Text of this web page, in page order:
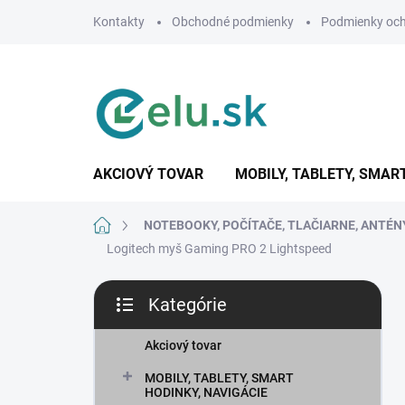
Kontakty Obchodné podmienky Podmienky
AKCIOVÝ TOVAR MOBILY, TABLETY,
DomovNOTEBOOKY, POČÍTAČE, TLAČIARNE,
Logitech myš Gaming PRO 2 Lightspeed
B
č
kategórie
Kategórie
Akciový tovar
MOBILY, TABLETY, SMART
HODINKY, NAVIGÁCIE